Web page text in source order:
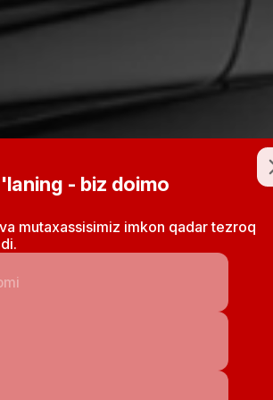
- biz doimo
mutaxassisimiz imkon qadar tezroq